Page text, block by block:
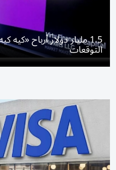
1.5 مليار دولار أرباح «كيه
التوقعات